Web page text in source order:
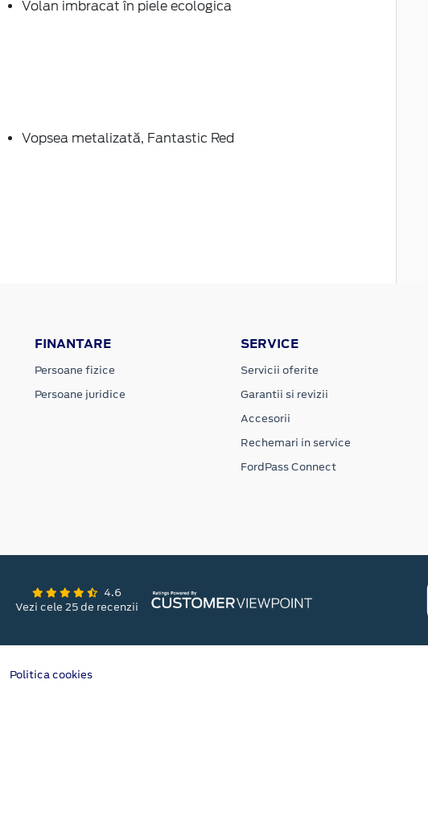
Volan imbracat în piele ecologica
Vopsea metalizată, Fantastic Red
FINANTARE
Persoane fizice
Persoane juridice
SERVICE
Servicii oferite
Garantii si revizii
Accesorii
Rechemari in service
FordPass Connect
4.6
Vezi cele 25 de recenzii
Politica cookies